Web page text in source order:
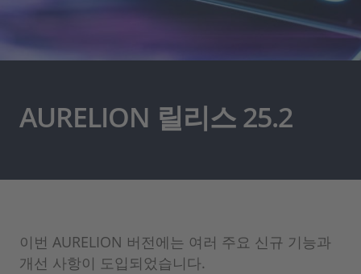
인재채용
AURELION 릴리스 25.2
이번 AURELION 버전에는 여러 주요 신규 기능과
개선 사항이 도입되었습니다.